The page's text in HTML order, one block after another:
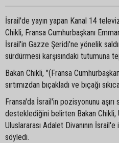
İsrail'de yayın yapan Kanal 14
Chikli, Fransa Cumhurbaşkanı
İsrail'in Gazze Şeridi'ne yönelik
sürdürmesi karşısındaki tutumuna
Bakan Chikli, "(Fransa
sırtımızdan bıçakladı ve bıçağı
Fransa'da İsrail'in pozisyonunu
desteklediğini belirten Bakan Chikli,
Uluslararası Adalet Divanının İsrail'e
söyledi.